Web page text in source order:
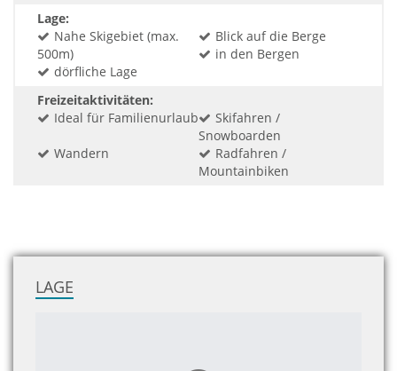
Lage:
Nahe Skigebiet (max.
500m)
Blick auf die Berge
in den Bergen
dörfliche Lage
Freizeitaktivitäten:
Ideal für Familienurlaub
Skifahren /
Snowboarden
Wandern
Radfahren /
Mountainbiken
LAGE